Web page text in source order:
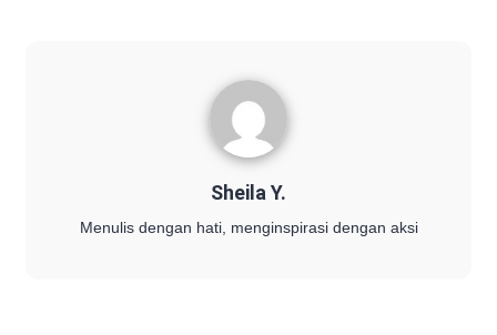
Sheila Y.
Menulis dengan hati, menginspirasi dengan aksi